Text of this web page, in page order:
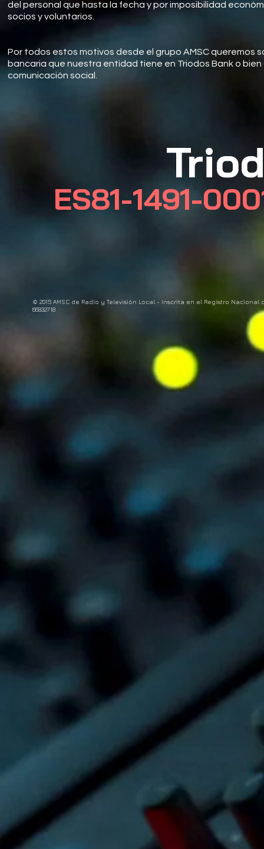
del personal que hasta la fecha y por imposibilidad
socios y voluntarios.
Por todos estos motivos desde el grupo AMSC
bancaria que nuestra entidad tiene en Triodos Bank o
comunicación social.
ES81-1491-
© 2015 AMSC de Radio y Televisión Local - Inscrita en el Registro
66832718